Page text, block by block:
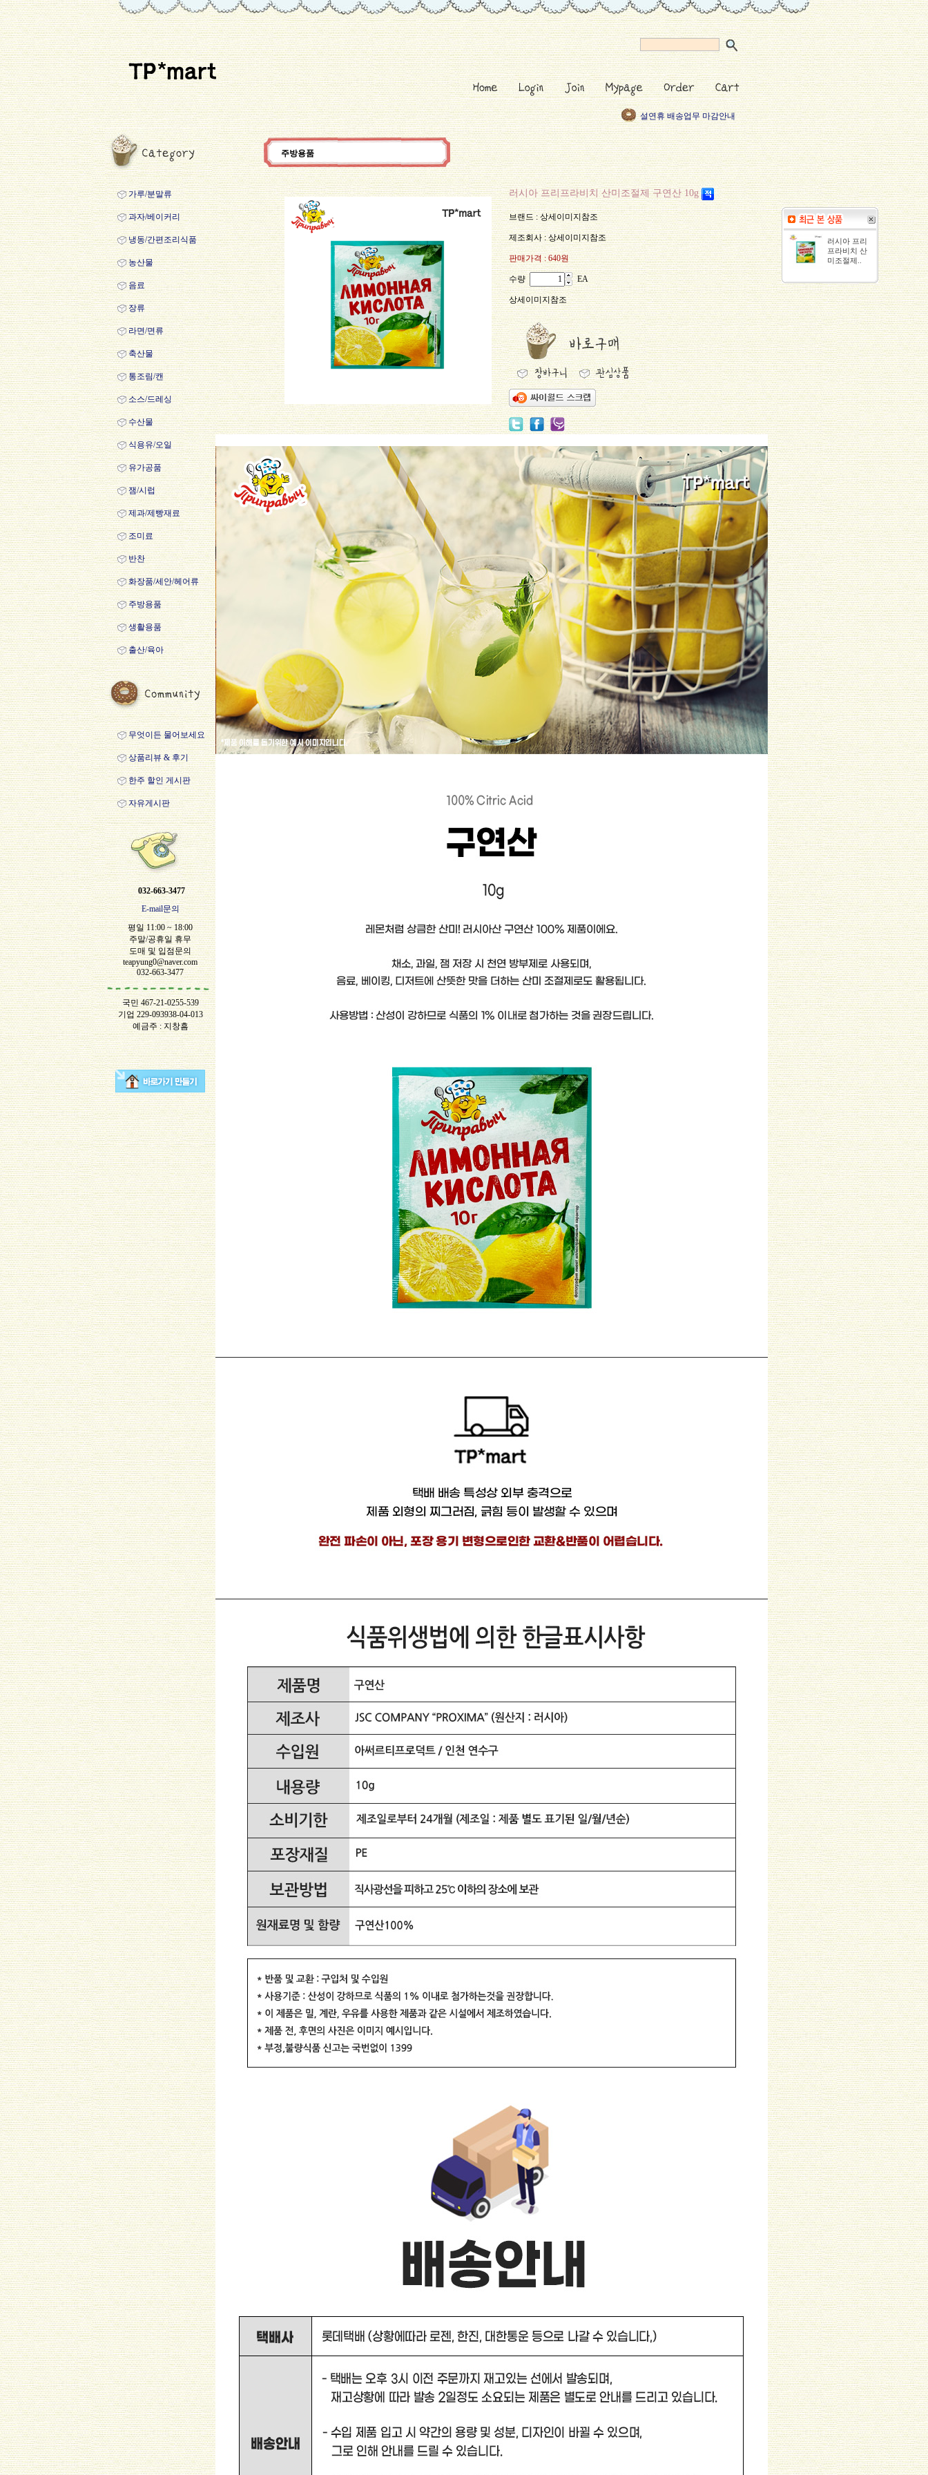
택배기사님들 리프레쉬 휴
5월 황금연휴 안내
2019 근로자의날 휴무안내
설연휴 배송업무 마감안내
2019년 새해복많이 받으세
가루/분말류
과자/베이커리
냉동/간편조리식품
농산물
음료
장류
라면/면류
축산물
통조림/캔
소스/드레싱
수산물
식용유/오일
유가공품
잼/시럽
제과/제빵재료
조미료
반찬
화장품/세안/헤어류
주방용품
생활용품
출산/육아
무엇이든 물어보세요
상품리뷰 & 후기
한주 할인 게시판
자유게시판
032-663-3477
E-mail문의
평일 11:00 ~ 18:00
주말/공휴일 휴무
도매 및 입점문의
teapyung0@naver.com
032-663-3477
국민 467-21-0255-539
기업 229-093938-04-013
예금주 : 지창흠
주방용품
러시아 프리프라비치 산미조절제 구연산 10g
브랜드 : 상세이미지참조
제조회사 : 상세이미지참조
판매가격 :640원
수량 EA
상세이미지참조
러시아 프리
프라비치 산
미조절제..